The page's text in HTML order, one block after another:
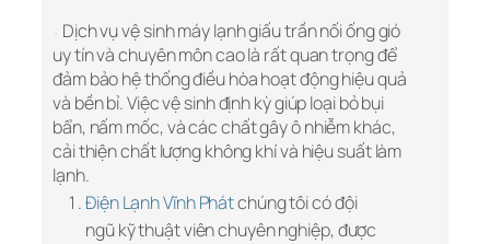
Dịch vụ vệ sinh máy lạnh giấu trần nối ống gió
uy tín và chuyên môn cao là rất quan trọng để
đảm bảo hệ thống điều hòa hoạt động hiệu quả
và bền bỉ. Việc vệ sinh định kỳ giúp loại bỏ bụi
bẩn, nấm mốc, và các chất gây ô nhiễm khác,
cải thiện chất lượng không khí và hiệu suất làm
lạnh.
Điện Lạnh Vĩnh Phátchúng tôi có đội
ngũ kỹ thuật viên chuyên nghiệp, được